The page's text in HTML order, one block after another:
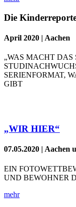
Die
April 2020 | Aachen
„WAS MACHT DAS
SERIENFORMAT,
GIBT
„WIR HIER“
07.05.2020 | Aachen
EIN
UND BEWOHNER
mehr